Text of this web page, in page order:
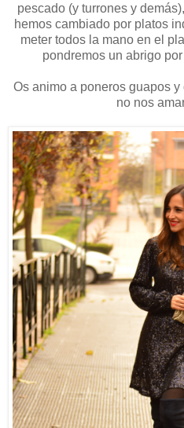
pescado (y turrones y
hemos cambiado por platos
meter todos la mano en el
pondremos un abrigo
Os animo a poneros guapos
no nos